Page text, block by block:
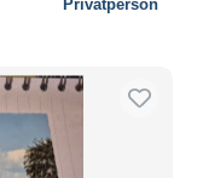
Privatperson